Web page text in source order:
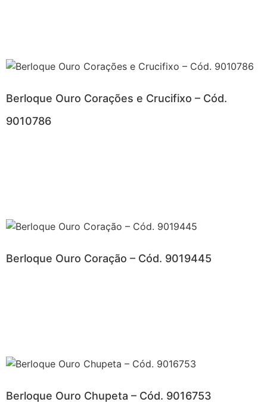
Berloque Ouro Corações e Crucifixo – Cód.
9010786
Berloque Ouro Coração – Cód. 9019445
Berloque Ouro Chupeta – Cód. 9016753